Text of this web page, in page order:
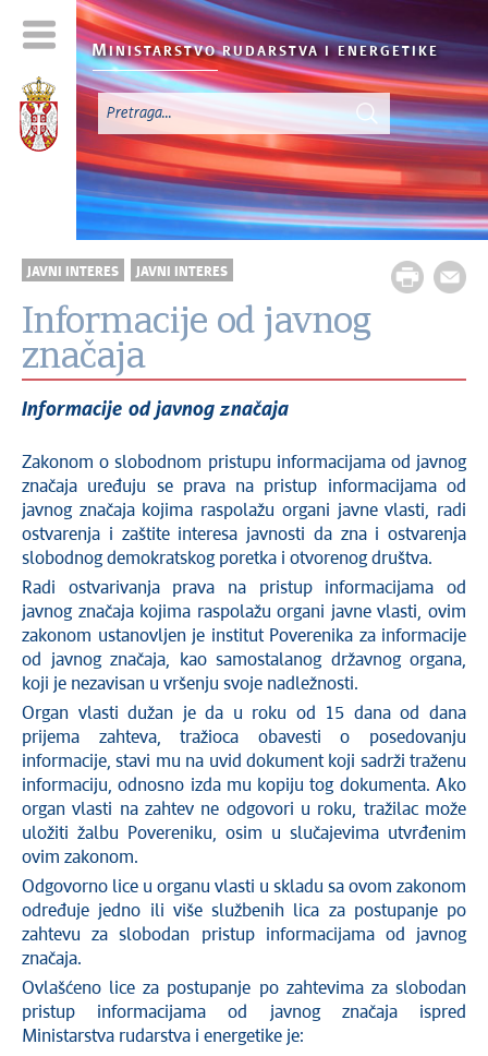
MINISTARSTVO RUDARSTVA I ENERGETIKE
JAVNI INTERES JAVNI INTERES
Informacije od javnog
značaja
Informacije od javnog značaja
Zakonom o slobodnom pristupu informacijama od javnog
značaja uređuju se prava na pristup informacijama od
javnog značaja kojima raspolažu organi javne vlasti, radi
ostvarenja i zaštite interesa javnosti da zna i ostvarenja
slobodnog demokratskog poretka i otvorenog društva.
Radi ostvarivanja prava na pristup informacijama od
javnog značaja kojima raspolažu organi javne vlasti, ovim
zakonom ustanovljen je institut Poverenika za informacije
od javnog značaja, kao samostalanog državnog organa,
koji je nezavisan u vršenju svoje nadležnosti.
Organ vlasti dužan je da u roku od 15 dana od dana
prijema zahteva, tražioca obavesti o posedovanju
informacije, stavi mu na uvid dokument koji sadrži traženu
informaciju, odnosno izda mu kopiju tog dokumenta. Ako
organ vlasti na zahtev ne odgovori u roku, tražilac može
uložiti žalbu Povereniku, osim u slučajevima utvrđenim
ovim zakonom.
Odgovorno lice u organu vlasti u skladu sa ovom zakonom
određuje jedno ili više službenih lica za postupanje po
zahtevu za slobodan pristup informacijama od javnog
značaja.
Ovlašćeno lice za postupanje po zahtevima za slobodan
pristup informacijama od javnog značaja ispred
Ministarstva rudarstva i energetike je: